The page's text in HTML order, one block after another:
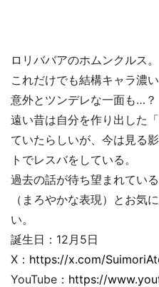
ロリババアのホムンクルス。
これだけでも結構キャラ濃
意外とツンデレな一面も…？
遠い昔は自分を作り出した
ていたらしいが、今は見る
トでレスバをしている。
過去の話が待ち望まれてい
（まろやかな表現）とお気
い。
誕生日：12月5日
X： https://x.com/
YouTube： https://